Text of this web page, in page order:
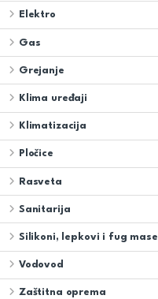
Elektro
Gas
Grejanje
Klima uređaji
Klimatizacija
Pločice
Rasveta
Sanitarija
Silikoni, lepkovi i fug mase
Vodovod
Zaštitna oprema